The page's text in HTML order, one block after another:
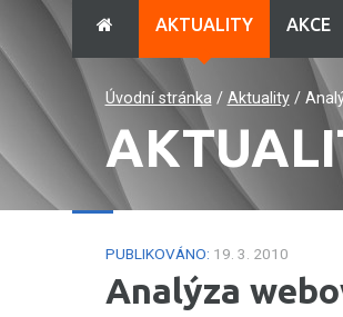
AKTUALITY AKCE
Úvodní stránka/ Aktuality/
PUBLIKOVÁNO: 19. 3. 2010
Analýza